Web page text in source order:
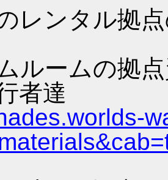
レンタル拠
ルームの拠
者達